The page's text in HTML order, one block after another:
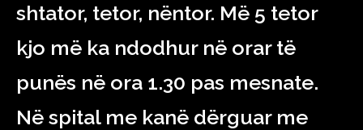
shtator, tetor, nëntor. Më 5 tetor
kjo më ka ndodhur në orar të
punës në ora 1.30 pas mesnate.
Në spital me kanë dërguar me